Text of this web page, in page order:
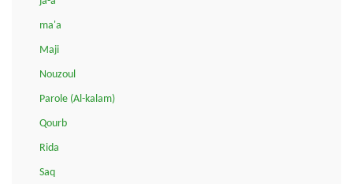
ma'a
Maji
Nouzoul
Parole (Al-kalam)
Qourb
Rida
Saq